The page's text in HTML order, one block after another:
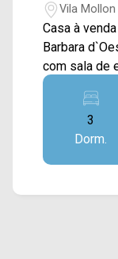
Vila
Casa à
Barbara d`Oeste/SP. O
com sala de
área de serviço coberta. >
01 suíte; >
vaga de garagem
aceita
desbodro do
banheiro) Localizado em Santa Bárbara, o imóvel
volta, como
3
Dorm.